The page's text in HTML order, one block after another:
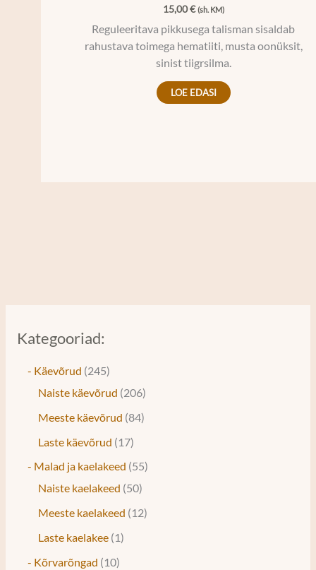
Kategooriad:
- Käevõrud 245
Naiste käevõrud 206
Meeste käevõrud 84
Laste käevõrud
17
- Malad ja kaelakeed 55
Naiste kaelakeed 50
Meeste kaelakeed
12
Laste kaelakee 1
- Kõrvarõngad
10
15,00€ (sh. KM)
Reguleeritava pikkusega talisman sisaldab
rahustava toimega hematiiti, musta oonüksit,
sinist tiigrsilma.
LOE EDASI